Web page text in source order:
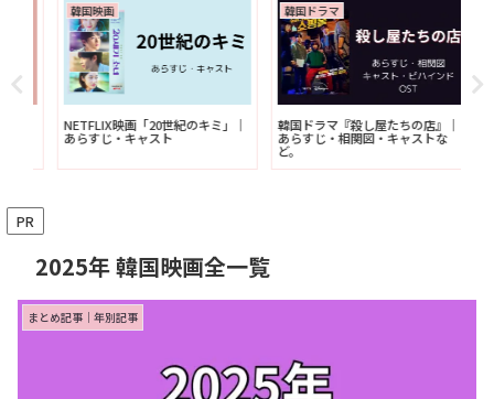
韓国映画
NETFLIX映画「20世紀のキミ」｜
あらすじ・キャスト
韓国ドラマ
韓国ドラマ『殺し屋たちの店』｜
あらすじ・相関図・キャストな
ど。
PR
2025年 韓国映画全一覧
まとめ記事｜年別記事